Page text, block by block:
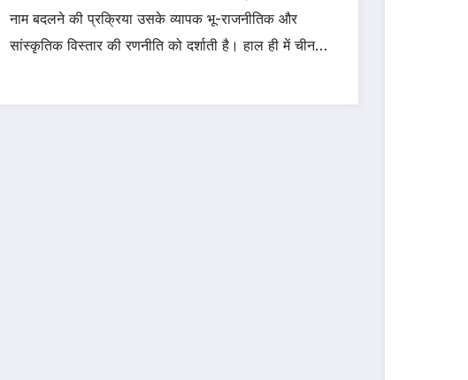
नाम बदलने की प्रक्रिया उसके व्यापक भू-राजनीतिक और
सांस्कृतिक विस्तार की रणनीति को दर्शाती है। हाल ही में चीन…